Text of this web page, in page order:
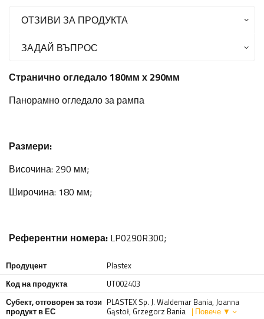
ОТЗИВИ ЗА ПРОДУКТА
ЗАДАЙ ВЪПРОС
Странично огледало 180мм х 290мм
Панорамно огледало за рампа
Размери:
Височина: 290 мм;
Широчина: 180 мм;
Референтни номера: LP0290R300;
Продуцент
Plastex
Код на продукта
UT002403
Субект, отговорен за този
продукт в ЕС
PLASTEX Sp. J. Waldemar Bania, Joanna
Gąstoł, Grzegorz Bania | Повече ▼